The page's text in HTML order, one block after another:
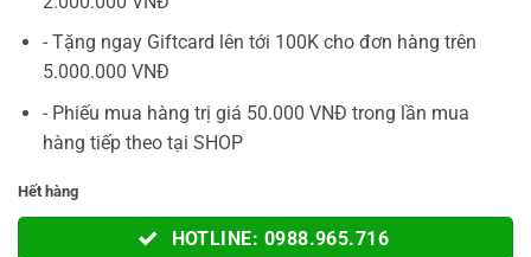
- Tặng ngay Giftcard lên tới 100K cho đơn hàng trên
5.000.000 VNĐ
- Phiếu mua hàng trị giá 50.000 VNĐ trong lần mua
hàng tiếp theo tại SHOP
Hết hàng
HOTLINE: 0988.965.716